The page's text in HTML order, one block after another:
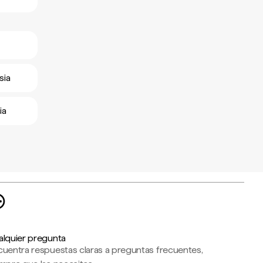
pregunta
respuestas claras a preguntas frecuentes,